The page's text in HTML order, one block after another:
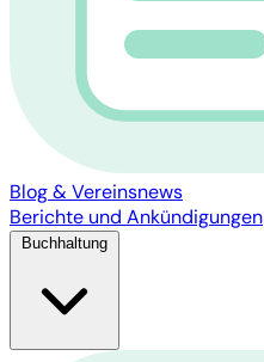
Blog & Vereinsnews
Berichte und Ankündigungen
Buchhaltung